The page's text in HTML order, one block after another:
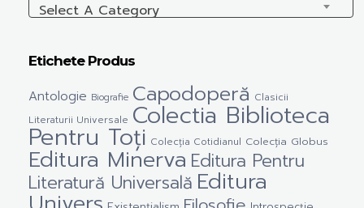
Select A Category
Etichete Produs
Antologie Biografie Capodoperă Clasicii
Literaturii Universale Colectia Biblioteca
Pentru Toți Colecția Cotidianul Colecția Globus
Editura Minerva Editura Pentru
Literatură Universală Editura